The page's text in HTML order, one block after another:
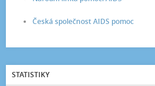
Česká společnost AIDS pomoc
STATISTIKY